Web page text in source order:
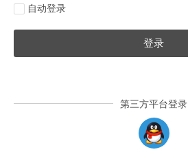
自动登录
登录
第三方平台登录